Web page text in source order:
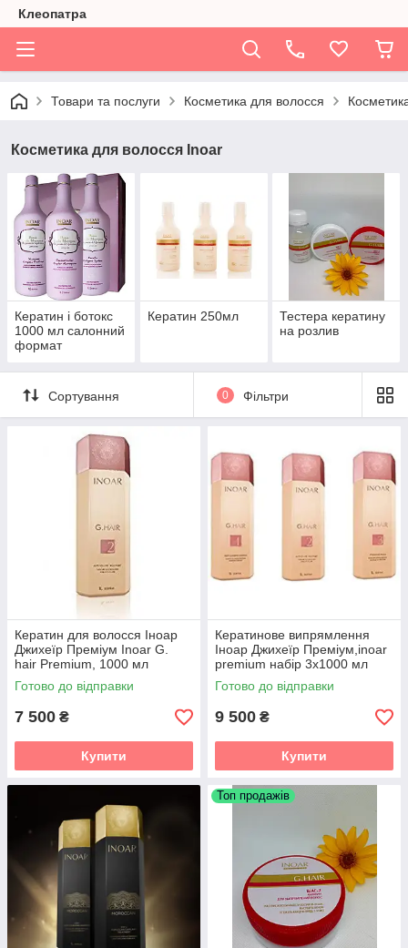
Клеопатра
Товари та послуги Косметика для волосся
Косметика для волосся Inoar
Кератин і ботокс
1000 мл салонний
формат
Кератин 250мл
Тестера кератину
на розлив
Сортування 0 Фільтри
Кератин для волосся Іноар
Джихеїр Преміум Inoar G.
hair Premium, 1000 мл
Готово до відправки
7 500 ₴
Купити
Кератинове випрямлення
Іноар Джихеїр Преміум,inoar
premium набір 3х1000 мл
Готово до відправки
9 500 ₴
Купити
Топ продажів